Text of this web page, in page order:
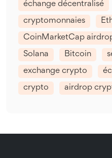
échange décentralisé
cryptomonnaies
CoinMarketCap
Solana Bitcoin
exchange crypto
crypto airdrop